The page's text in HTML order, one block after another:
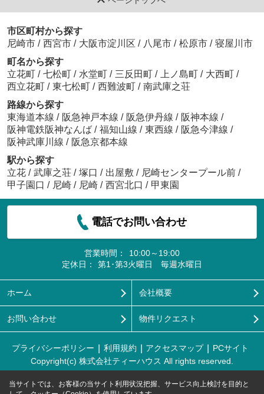
市区町村から探す
尼崎市 / 西宮市 / 大阪市淀川区 / 八尾市 / 松原市 / 寝屋川市
町名から探す
立花町 / 七松町 / 水堂町 / 三反田町 / 上ノ島町 / 大西町 /
西立花町 / 東七松町 / 西難波町 / 南武庫之荘
路線から探す
東海道本線 / 阪急神戸本線 / 阪急伊丹線 / 阪神本線 /
阪神電鉄阪神なんば / 福知山線 / 東西線 / 阪急今津線 /
阪神武庫川線 / 阪急京都本線
駅から探す
立花 / 武庫之荘 / 塚口 / 出屋敷 / 尼崎センタープール前 /
甲子園口 / 尼崎 / 尼崎 / 西宮北口 / 甲東園
電話でお問い合わせ
営業時間：
10:00～19:00
定休日：
第1･第3火曜日 毎週水曜日
ホーム 会社概要
お問い合わせ 物件リクエスト
プライバシーポリシー 利用規約 アクセスマップ
PCサイト
Copyright(c) 株式会社ティーハウス All rights reserved.
当サイトでは、お客様の当サイト利用状況把握、サービス向上検討を目的と